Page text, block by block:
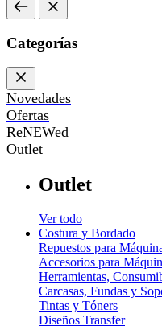
Categorías
Novedades
Ofertas
ReNEWed
Outlet
Outlet
Ver todo
Costura y Bordado
Repuestos para
Accesorios para
Herramientas,
Carcasas, Fundas y
Tintas y Tóners
Diseños Transfer